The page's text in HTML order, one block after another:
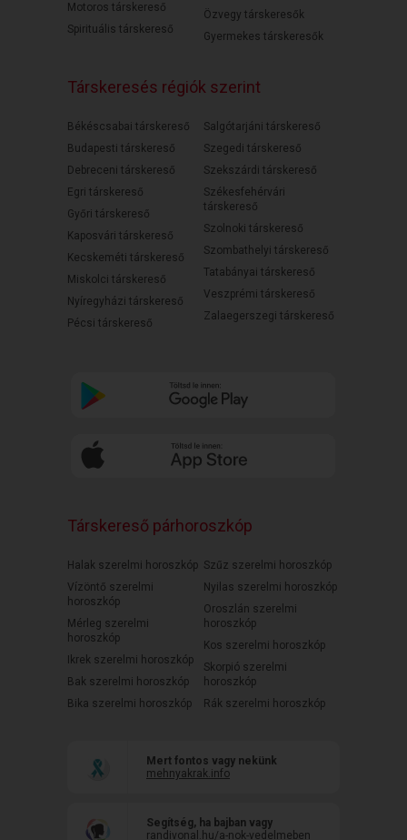
Motoros társkereső
Spirituális társkereső
Özvegy társkeresők
Gyermekes társkeresők
Társkeresés régiók szerint
Békéscsabai társkereső
Budapesti társkereső
Debreceni társkereső
Egri társkereső
Győri társkereső
Kaposvári társkereső
Kecskeméti társkereső
Miskolci társkereső
Nyíregyházi társkereső
Pécsi társkereső
Salgótarjáni társkereső
Szegedi társkereső
Szekszárdi társkereső
Székesfehérvári
társkereső
Szolnoki társkereső
Szombathelyi társkereső
Tatabányai társkereső
Veszprémi társkereső
Zalaegerszegi társkereső
Társkereső párhoroszkóp
Halak szerelmi horoszkóp
Vízöntő szerelmi
horoszkóp
Mérleg szerelmi
horoszkóp
Ikrek szerelmi horoszkóp
Bak szerelmi horoszkóp
Bika szerelmi horoszkóp
Szűz szerelmi horoszkóp
Nyilas szerelmi horoszkóp
Oroszlán szerelmi
horoszkóp
Kos szerelmi horoszkóp
Skorpió szerelmi
horoszkóp
Rák szerelmi horoszkóp
Mert fontos vagy nekünk
mehnyakrak.info
Segítség, ha bajban vagy
randivonal.hu/a-nok-vedelmeben